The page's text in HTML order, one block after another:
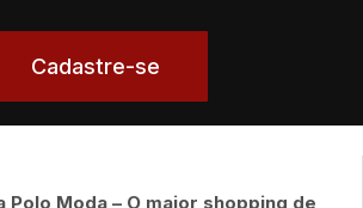
Cadastre-se
Polo Moda – O maior shopping de